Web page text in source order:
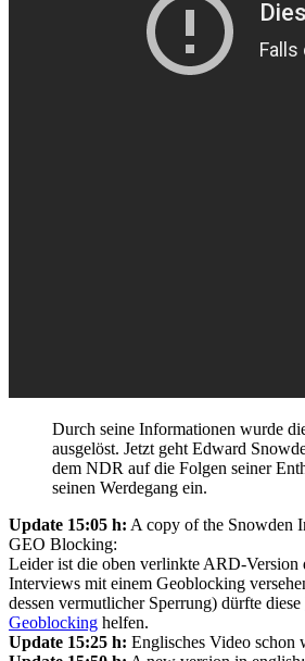
Durch seine Informationen wurde
ausgelöst. Jetzt geht Edward
dem NDR auf die Folgen seiner
seinen Werdegang ein.
Update 15:05 h: A copy of the Snowden
GEO Blocking:
Leider ist die oben verlinkte ARD-Version
Interviews mit einem Geoblocking
dessen vermutlicher Sperrung) dürfte diese
Geoblocking helfen.
Update 15:25 h: Englisches Video schon